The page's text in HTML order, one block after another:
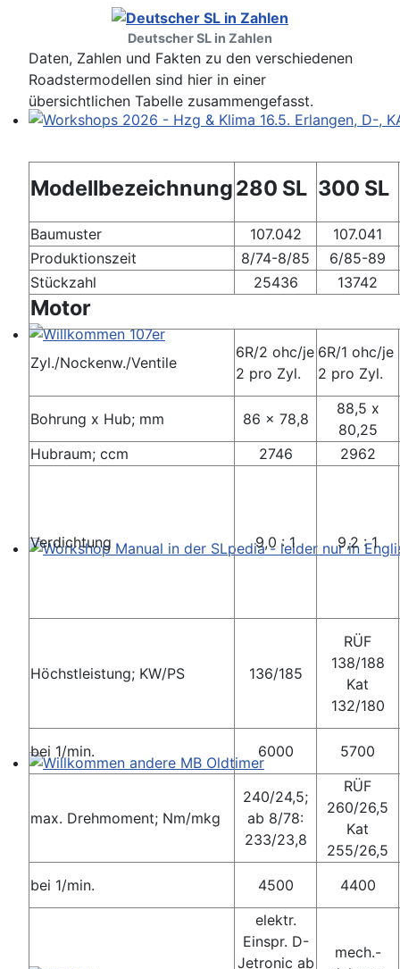
Willkommen 107er
Deutscher SL in Zahlen
Daten, Zahlen und Fakten zu den verschiedenen
Roadstermodellen sind hier in einer
übersichtlichen Tabelle zusammengefasst.
Modellbezeichnung280 SL 300 SL
Baumuster 107.042
107.041
Produktionszeit
8/74-8/85
6/85-89
Stückzahl
25436 13742
Motor
Zyl./Nockenw./Ventile
6R/2 ohc/je
2 pro Zyl.
6R/1 ohc/je
2 pro Zyl.
Bohrung x Hub; mm 86 x 78,8
88,5 x
80,25
Hubraum; ccm
2746 2962
Verdichtung 9,0 : 1 9,2 : 1
Höchstleistung; KW/PS 136/185
RÜF
138/188
Kat
132/180
bei 1/min. 6000 5700
max. Drehmoment; Nm/mkg
240/24,5;
ab 8/78:
233/23,8
RÜF
260/26,5
Kat
255/26,5
bei 1/min.
4500 4400
elektr.
Einspr. D-
Jetronic ab
mech.-